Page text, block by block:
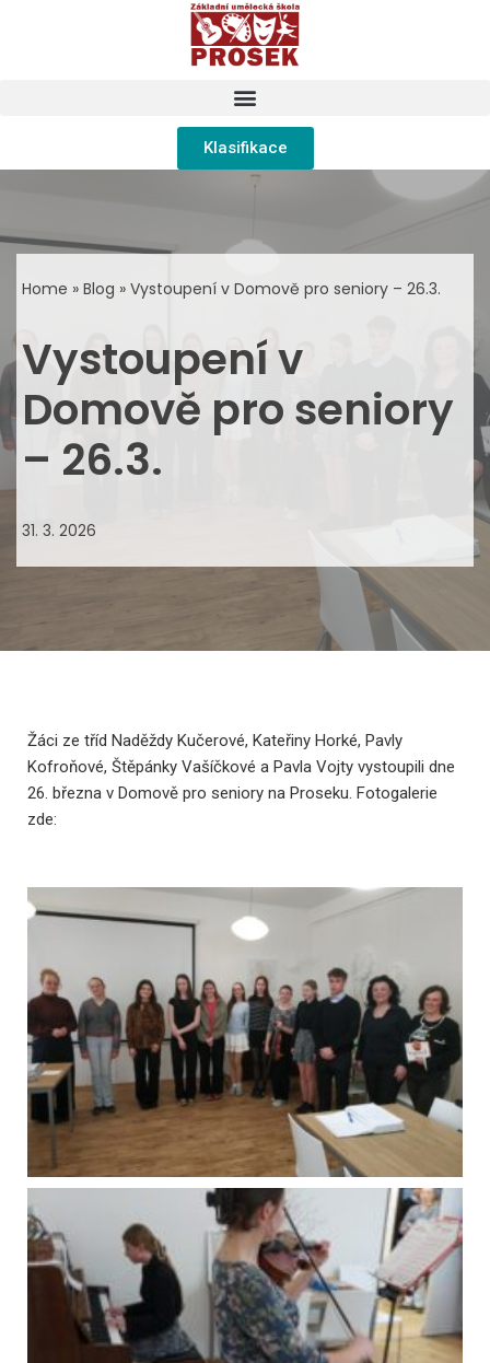
Klasifikace
Home » Blog » Vystoupení v Domově pro seniory – 26.3.
Vystoupení v
Domově pro seniory
– 26.3.
31. 3. 2026
Žáci ze tříd Naděždy Kučerové, Kateřiny Horké, Pavly
Kofroňové, Štěpánky Vašíčkové a Pavla Vojty vystoupili dne
26. března v Domově pro seniory na Proseku. Fotogalerie
zde: